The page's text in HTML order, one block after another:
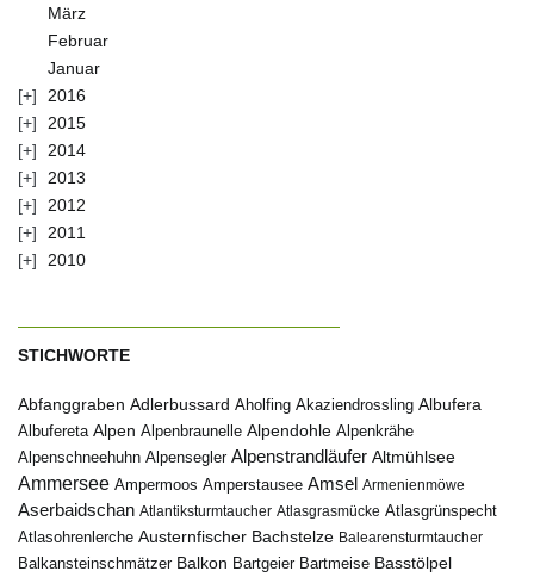
März
Februar
Januar
2016
2015
2014
2013
2012
2011
2010
STICHWORTE
Abfanggraben Adlerbussard Aholfing Akaziendrossling Albufera
Albufereta Alpen Alpenbraunelle Alpendohle Alpenkrähe
Alpenschneehuhn Alpensegler Alpenstrandläufer Altmühlsee
Ammersee Ampermoos Amperstausee Amsel Armenienmöwe
Aserbaidschan Atlantiksturmtaucher Atlasgrasmücke Atlasgrünspecht
Atlasohrenlerche Austernfischer Bachstelze Balearensturmtaucher
Balkansteinschmätzer Balkon Bartgeier Bartmeise Basstölpel